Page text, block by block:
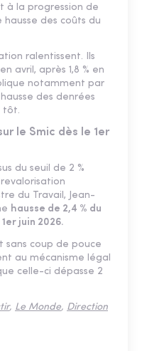
à la progression de
des coûts du
ralentissent. Ils
avril, après 1,8 % en
notamment par
des denrées
tôt.
le Smic dès le 1er
du seuil de 2 %
du Travail, Jean-
hausse de 2,4 % du
juin 2026.
coup de pouce
au mécanisme légal
celle-ci dépasse 2
, Le Monde, Direction